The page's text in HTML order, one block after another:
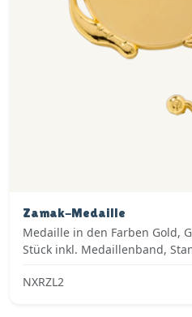
Zamak-Medaille
Medaille in den Farben Gold,
Stück inkl. Medaillenband,
NXRZL2